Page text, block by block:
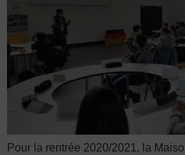
Pour la rentrée 2020/2021, la